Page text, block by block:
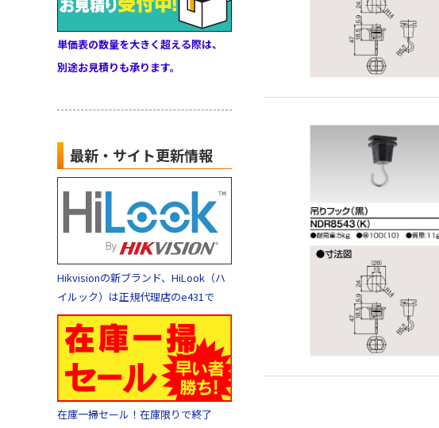
単価表の数量を大きく超える際は、
別途お見積りも承ります。
最新・サイト更新情報
Hikvisionの新ブランド、HiLook（ハ
イルック）は正規代理店のe431で
在庫一掃セール！在庫限りで終了